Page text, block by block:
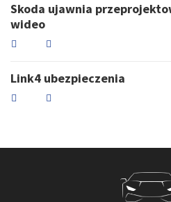
Skoda ujawnia
wideo
Link4 ubezpieczenia